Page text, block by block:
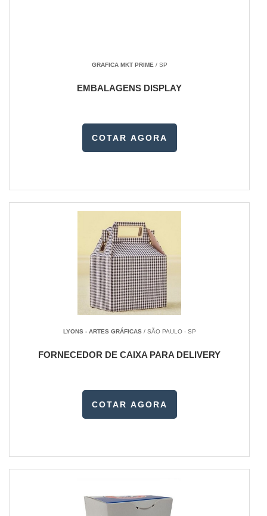
GRAFICA MKT PRIME/ SP
EMBALAGENS DISPLAY
COTAR AGORA
LYONS - ARTES GRÁFICAS/ SÃO PAULO - SP
FORNECEDOR DE CAIXA PARA DELIVERY
COTAR AGORA